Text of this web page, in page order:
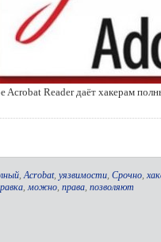
Acrobat Reader даёт хакерам
,Acrobat, уязвимости, Срочно,
,можно, права, позволяют